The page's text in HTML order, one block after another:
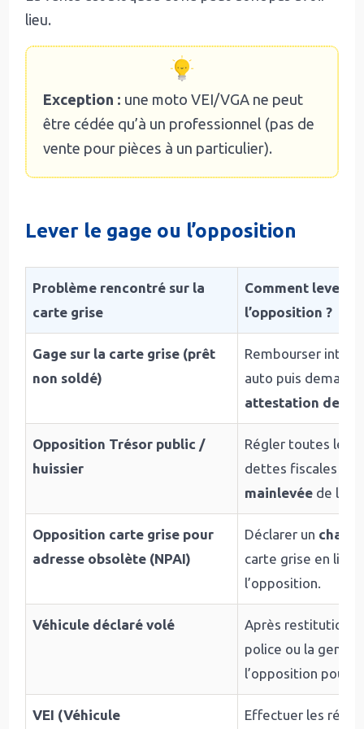
lieu.
Exception : une moto VEI/VGA ne peut
être cédée qu’à un professionnel (pas de
vente pour pièces à un particulier).
Lever le gage ou l’opposition
Problème rencontré sur la
carte grise
Comment lever le
l’opposition ?
Gage sur la carte grise (prêt
non soldé)
Rembourser
auto puis
attestation de
Opposition Trésor public /
huissier
Régler toutes les
dettes fiscales
mainlevée de
Opposition carte grise pour
adresse obsolète (NPAI)
Déclarer un
carte grise en
l’opposition.
Véhicule déclaré volé
Après restitution
police ou la
l’opposition pour
VEI (Véhicule Effectuer les